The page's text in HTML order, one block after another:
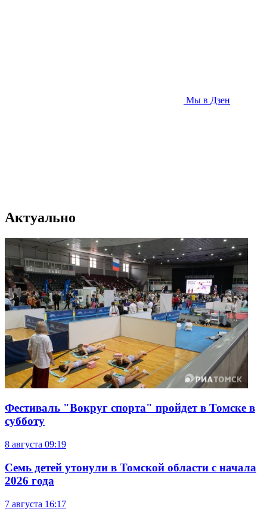
Мы в Дзен
Актуально
Фестиваль "Вокруг спорта" пройдет в Томске в
субботу
8 августа 09:19
Семь детей утонули в Томской области с начала
2026 года
7 августа 16:17